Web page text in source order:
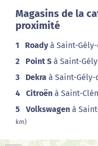
Magasins de la
proximité
1 Roadyà Saint-Gély-
2 Point S à Saint-
3 Dekra à Saint-Gély-
4 Citroën à Saint-
5 Volkswagen à
km)